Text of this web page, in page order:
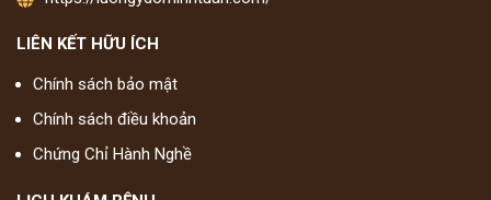
LIÊN KẾT HỮU ÍCH
Chính sách bảo mật
Chính sách điều khoản
Chứng Chỉ Hành Nghề